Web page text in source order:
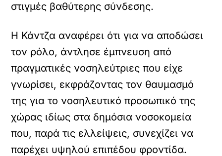
στιγμές βαθύτερης σύνδεσης.
Η Κάντζα αναφέρει ότι για να αποδώσει
τον ρόλο, άντλησε έμπνευση από
πραγματικές νοσηλεύτριες που είχε
γνωρίσει, εκφράζοντας τον θαυμασμό
της για το νοσηλευτικό προσωπικό της
χώρας ιδίως στα δημόσια νοσοκομεία
που, παρά τις ελλείψεις, συνεχίζει να
παρέχει υψηλού επιπέδου φροντίδα.